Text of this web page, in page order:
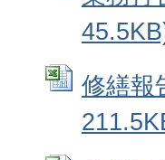
修繕報